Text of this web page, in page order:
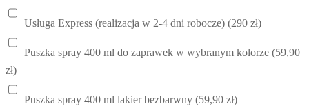
Usługa Express (realizacja w 2-4 dni robocze) (290 zł)
Puszka spray 400 ml do zaprawek w wybranym kolorze (59,90
zł)
Puszka spray 400 ml lakier bezbarwny (59,90 zł)